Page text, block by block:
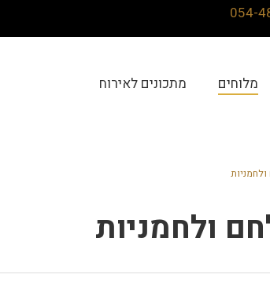
מלוחים מתכונים לאירוח
ולחמניות